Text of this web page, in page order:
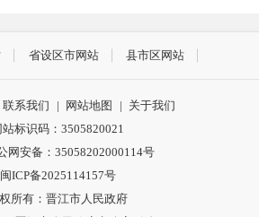
省设区市网站 县市区网站
联系我们 | 网站地图 | 关于我们
站标识码：3505820021
网安备：35058202000114号
闽ICP备2025114157号
所有：晋江市人民政府